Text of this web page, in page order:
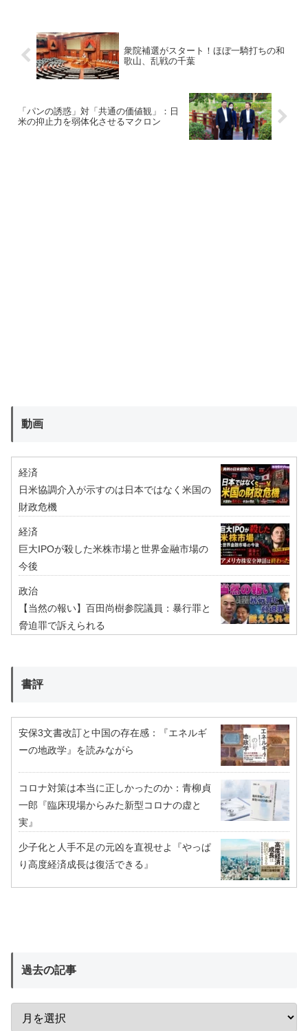
衆院補選がスタート！ほぼ一騎打ちの和
歌山、乱戦の千葉
「パンの誘惑」対「共通の価値観」：日
米の抑止力を弱体化させるマクロン
動画
経済
日米協調介入が示すのは日本ではなく米国の
財政危機
経済
巨大IPOが殺した米株市場と世界金融市場の
今後
政治
【当然の報い】百田尚樹参院議員：暴行罪と
脅迫罪で訴えられる
書評
安保3文書改訂と中国の存在感：『エネルギ
ーの地政学』を読みながら
コロナ対策は本当に正しかったのか：青柳貞
一郎『臨床現場からみた新型コロナの虚と
実』
少子化と人手不足の元凶を直視せよ『やっぱ
り高度経済成長は復活できる』
過去の記事